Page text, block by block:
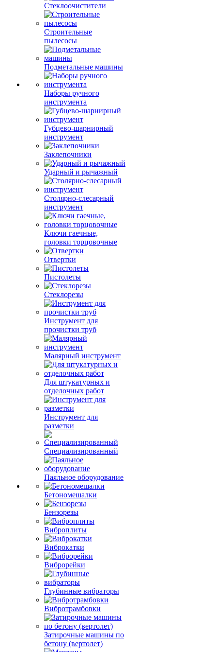
Стеклоочистители
Строительные
пылесосы
Подметальные машины
Наборы ручного
инструмента
Губцево-шарнирный
инструмент
Заклепочники
Ударный и рычажный
Столярно-слесарный
инструмент
Ключи гаечные,
головки торцовочные
Отвертки
Пистолеты
Стеклорезы
Инструмент для
прочистки труб
Малярный инструмент
Для штукатурных и
отделочных работ
Инструмент для
разметки
Специализированный
Паяльное оборудование
Бетономешалки
Бензорезы
Виброплиты
Виброкатки
Виброрейки
Глубинные вибраторы
Вибротрамбовки
Затирочные машины по
бетону (вертолет)